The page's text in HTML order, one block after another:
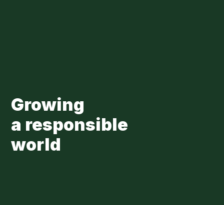
Growing
a responsible
world